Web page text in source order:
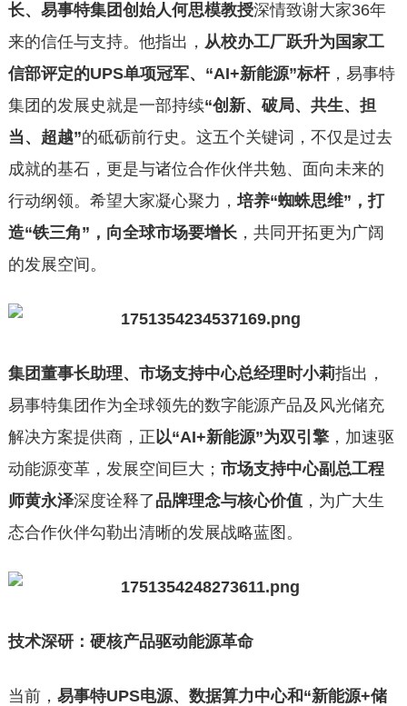
长、易事特集团创始人何思模教授深情致谢大家36年
来的信任与支持。他指出， 从校办工厂跃升为国家工
信部评定的UPS单项冠军、“AI+新能源”标杆，易事特
集团的发展史就是一部持续“创新、破局、共生、担
当、超越”的砥砺前行史。这五个关键词，不仅是过去
成就的基石，更是与诸位合作伙伴共勉、面向未来的
行动纲领。希望大家凝心聚力，培养“蜘蛛思维”，打
造“铁三角”，向全球市场要增长，共同开拓更为广阔
的发展空间。
集团董事长助理、市场支持中心总经理时小莉指出，
易事特集团作为全球领先的数字能源产品及风光储充
解决方案提供商，正以“AI+新能源”为双引擎，加速驱
动能源变革，发展空间巨大； 市场支持中心副总工程
师黄永泽深度诠释了品牌理念与核心价值，为广大生
态合作伙伴勾勒出清晰的发展战略蓝图。
技术深研：硬核产品驱动能源革命
当前， 易事特UPS电源、数据算力中心和“新能源+储